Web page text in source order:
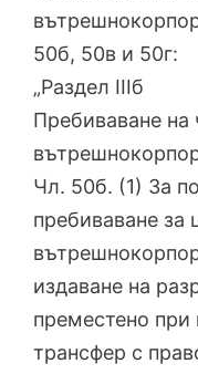
50б, 50в и 50г:
„Раздел IIIб
Пребиваване на
Чл. 50б. (1) За
пребиваване за
издаване на
преместено
трансфер с